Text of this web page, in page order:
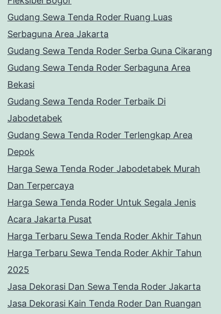
Gudang Sewa Tenda Roder Ruang Luas
Serbaguna Area Jakarta
Gudang Sewa Tenda Roder Serba Guna Cikarang
Gudang Sewa Tenda Roder Serbaguna Area
Bekasi
Gudang Sewa Tenda Roder Terbaik Di
Jabodetabek
Gudang Sewa Tenda Roder Terlengkap Area
Depok
Harga Sewa Tenda Roder Jabodetabek Murah
Dan Terpercaya
Harga Sewa Tenda Roder Untuk Segala Jenis
Acara Jakarta Pusat
Harga Terbaru Sewa Tenda Roder Akhir Tahun
Harga Terbaru Sewa Tenda Roder Akhir Tahun
2025
Jasa Dekorasi Dan Sewa Tenda Roder Jakarta
Jasa Dekorasi Kain Tenda Roder Dan Ruangan